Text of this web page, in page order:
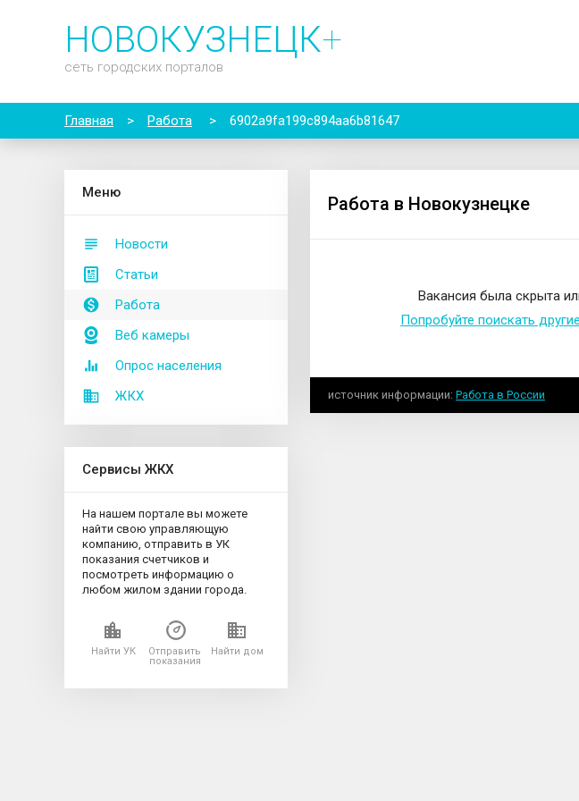
НОВОКУЗНЕЦК+
сеть городских порталов
Главная > Работа > 6902a9fa199c894aa6b81647
Меню
Новости
Статьи
Работа
Веб камеры
Опрос населения
ЖКХ
Сервисы ЖКХ
На нашем портале вы можете
найти свою управляющую
компанию, отправить в УК
показания счетчиков и
посмотреть информацию о
любом жилом здании города.
Найти УК
Отправить
показания
Найти дом
Работа в Новокузнецке
Вакансия была скрыта
Попробуйте поискать
источник информации Работа в России